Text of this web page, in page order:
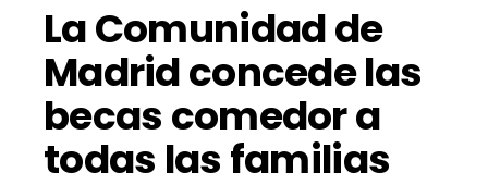
La Comunidad de
Madrid concede las
becas comedor a
todas las familias